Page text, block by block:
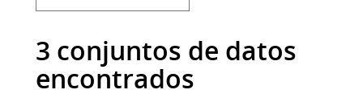
3 conjuntos de datos
encontrados